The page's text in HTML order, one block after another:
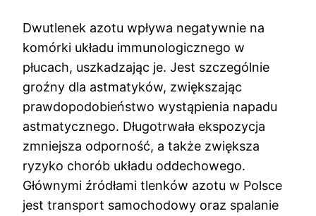
Dwutlenek azotu wpływa negatywnie na
komórki układu immunologicznego w
płucach, uszkadzając je. Jest szczególnie
groźny dla astmatyków, zwiększając
prawdopodobieństwo wystąpienia napadu
astmatycznego. Długotrwała ekspozycja
zmniejsza odporność, a także zwiększa
ryzyko chorób układu oddechowego.
Głównymi źródłami tlenków azotu w Polsce
jest transport samochodowy oraz spalanie